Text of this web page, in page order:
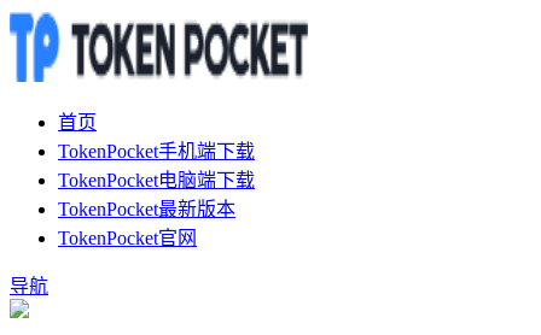
首页
TokenPocket手机端下载
TokenPocket电脑端下载
TokenPocket最新版本
TokenPocket官网
导航